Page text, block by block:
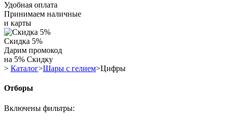
Удобная оплата
Принимаем наличные
и карты
Скидка 5%
Дарим промокод
на 5% Скидку
> Каталог>Шары с гелием>Цифры
Отборы
Включены фильтры: